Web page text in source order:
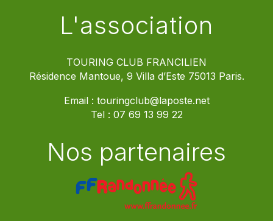
L'association
TOURING CLUB FRANCILIEN
Résidence Mantoue, 9 Villa d’Este 75013 Paris.
Email : touringclub@laposte.net
Tel : 07 69 13 99 22
Nos partenaires